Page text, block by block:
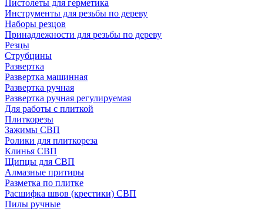
Пистолеты для герметика
Инструменты для резьбы по дереву
Наборы резцов
Принадлежности для резьбы по дереву
Резцы
Струбцины
Развертка
Развертка машинная
Развертка ручная
Развертка ручная регулируемая
Для работы с плиткой
Плиткорезы
Зажимы СВП
Ролики для плиткореза
Клинья СВП
Щипцы для СВП
Алмазные притиры
Разметка по плитке
Расшифка швов (крестики) СВП
Пилы ручные